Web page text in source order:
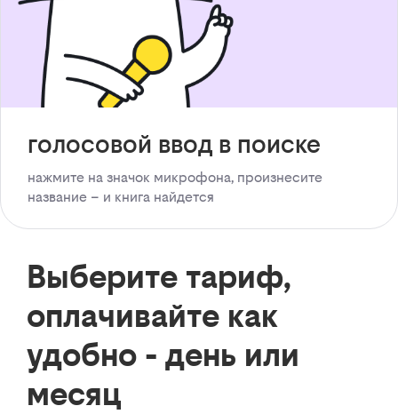
голосовой ввод в поиске
нажмите на значок микрофона, произнесите
название – и книга найдется
Выберите тариф,
оплачивайте как
удобно - день или
месяц